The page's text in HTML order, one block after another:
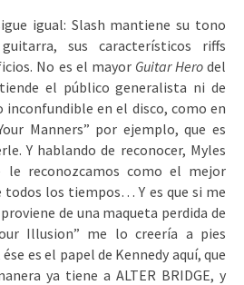
igual: Slash mantiene su tono
sus característicos riffs
No es el mayor Guitar Herodel
el público generalista ni de
inconfundible en el disco, como en
Manners” por ejemplo, que es
Y hablando de reconocer, Myles
le reconozcamos como el mejor
todos los tiempos… Y es que si me
proviene de una maqueta perdida de
Illusion” me lo creería a pies
es el papel de Kennedy aquí, que
ya tiene a ALTER BRIDGE, y